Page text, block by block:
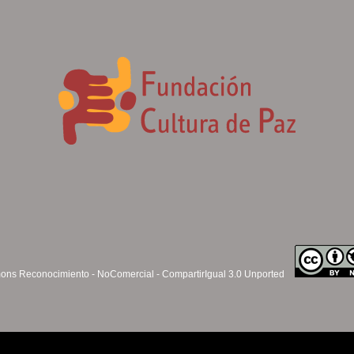
Reconocimiento - NoComercial - CompartirIgual 3.0 Unported